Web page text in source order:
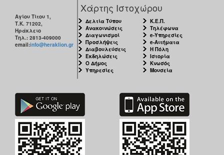
Αγίου Τίτου 1,
Τ.Κ. 71202,
Ηράκλειο
Τηλ.: 2813-409000
email:info@heraklion.gr
Χάρτης Ιστοχώρου
Δελτία Τύπου
Ανακοινώσεις
Διαγωνισμοί
Προσλήψεις
Διαβουλεύσεις
Εκδηλώσεις
Ο Δήμος
Υπηρεσίες
Κ.Ε.Π.
Τηλέφωνα
e-Υπηρεσίες
e-Αιτήματα
Η Πόλη
Ιστορία
Κνωσός
Μουσεία